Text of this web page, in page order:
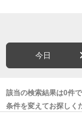
今日
該当の検索結果は0件で
条件を変えてお探しく